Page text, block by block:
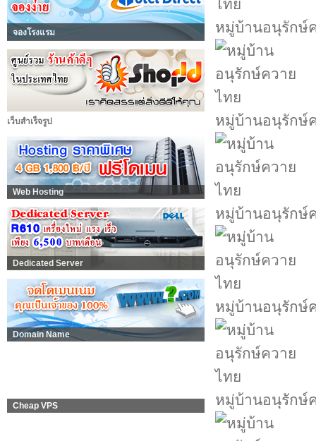
จองโรงแรม
เว็บสำเร็จรูป
Web Hosting
Dedicated Server
Domain Name
Cheap VPS
หมู่บ้านอนุรักษ์
หมู่บ้านอนุรักษ์
หมู่บ้านอนุรักษ์
หมู่บ้านอนุรักษ์
หมู่บ้านอนุรักษ์